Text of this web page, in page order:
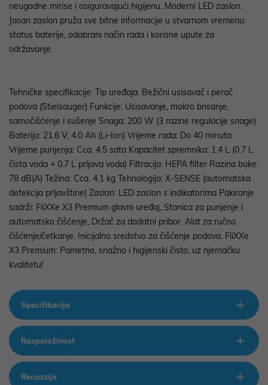
neugodne mirise i osiguravajući higijenu. Moderni LED zaslon.
Jasan zaslon pruža sve bitne informacije u stvarnom vremenu:
status baterije, odabrani način rada i korisne upute za
održavanje.
Tehničke specifikacije: Tip uređaja: Bežični usisavač i perač
podova (Stielsauger) Funkcije: Usisavanje, mokro brisanje,
samočišćenje i sušenje Snaga: 200 W (3 razine regulacije snage)
Baterija: 21.6 V, 4.0 Ah (Li-Ion) Vrijeme rada: Do 40 minuta
Vrijeme punjenja: Cca. 4.5 sata Kapacitet spremnika: 1.4 L (0.7 L
čista voda + 0.7 L prljava voda) Filtracija: HEPA filter Razina buke:
78 dB(A) Težina: Cca. 4.1 kg Tehnologija: X-SENSE (automatska
detekcija prljavštine) Zaslon: LED zaslon s indikatorima Pakiranje
sadrži: FliXXe X3 Premium glavni uređaj, Stanica za punjenje i
automatsko čišćenje, Držač za dodatni pribor, Alat za ručno
čišćenje/četkanje, Inicijalno sredstvo za čišćenje podova. FliXXe
X3 Premium: Pametno, snažno i higijenski čisto, uz njemačku
kvalitetu!
Specifikacija
Raspoloživost
Recenzije